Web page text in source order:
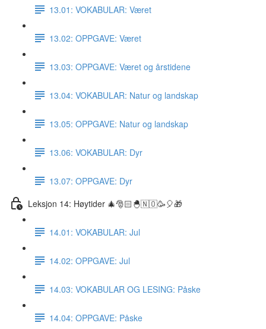
13.01: VOKABULAR: Været
13.02: OPPGAVE: Været
13.03: OPPGAVE: Været og årstidene
13.04: VOKABULAR: Natur og landskap
13.05: OPPGAVE: Natur og landskap
13.06: VOKABULAR: Dyr
13.07: OPPGAVE: Dyr
Leksjon 14: Høytider 🎄🎅🏻🐣🇳🇴🥳🎈🎁
14.01: VOKABULAR: Jul
14.02: OPPGAVE: Jul
14.03: VOKABULAR OG LESING: Påske
14.04: OPPGAVE: Påske